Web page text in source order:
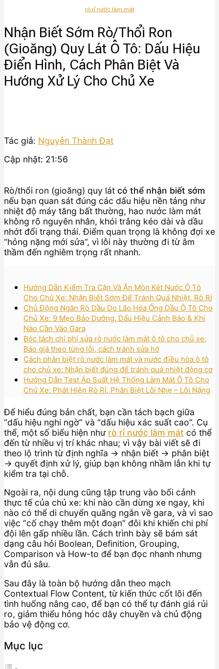
rò rỉ nước làm mát
Nhận Biết Sớm Rò/Thổi Ron
(Gioăng) Quy Lát Ô Tô: Dấu Hiệu
Điển Hình, Cách Phân Biệt Và
Hướng Xử Lý Cho Chủ Xe
Tác giả: Nguyễn Thành Đạt
Cập nhật: 21:56
Rò/thổi ron (gioăng) quy lát có thể nhận biết sớm
nếu bạn quan sát đúng các dấu hiệu nền tảng như
nhiệt độ máy tăng bất thường, hao nước làm mát
không rõ nguyên nhân, khói trắng kéo dài và dầu
nhớt đổi trạng thái. Điểm quan trọng là không đợi xe
“hỏng nặng mới sửa”, vì lỗi này thường đi từ âm
thầm đến nghiêm trọng rất nhanh.
Hướng Dẫn Kiểm Tra Cặn Và Ăn Mòn Két Nước Ô Tô
Cho Chủ Xe: Nhận Biết Sớm Để Tránh Quá Nhiệt, Rò Rỉ
Chủ Động Ngăn Rò Dầu Do Lão Hóa Ống Dầu Ô Tô Cho
Chủ Xe: 9 Mẹo Bảo Dưỡng, Dấu Hiệu Cảnh Báo & Khi
Nào Cần Vào Gara
Bóc tách chi phí sửa rò nước làm mát ô tô cho chủ xe:
Báo giá theo từng lỗi, cách tránh sửa hớ
Cách phân biệt rò nước làm mát và nước điều hòa ô tô
cho chủ xe: Nhận biết đúng để tránh quá nhiệt động cơ
Hướng Dẫn Test Áp Suất Hệ Thống Làm Mát Ô Tô Cho
Chủ Xe: Phát Hiện Rò Rỉ, Phân Biệt Lỗi Nhẹ – Lỗi Nặng
Để hiểu đúng bản chất, bạn cần tách bạch giữa
“dấu hiệu nghi ngờ” và “dấu hiệu xác suất cao”. Cụ
thể, một số biểu hiện như rò rỉ nước làm mát có thể
đến từ nhiều vị trí khác nhau; vì vậy bài viết sẽ đi
theo lộ trình từ định nghĩa → nhận biết → phân biệt
→ quyết định xử lý, giúp bạn không nhầm lẫn khi tự
kiểm tra tại chỗ.
Ngoài ra, nội dung cũng tập trung vào bối cảnh
thực tế của chủ xe: khi nào cần dừng xe ngay, khi
nào có thể di chuyển quãng ngắn về gara, và vì sao
việc “cố chạy thêm một đoạn” đôi khi khiến chi phí
đội lên gấp nhiều lần. Cách trình bày sẽ bám sát
dạng câu hỏi Boolean, Definition, Grouping,
Comparison và How-to để bạn đọc nhanh nhưng
vẫn đủ sâu.
Sau đây là toàn bộ hướng dẫn theo mạch
Contextual Flow Content, từ kiến thức cốt lõi đến
tình huống nâng cao, để bạn có thể tự đánh giá rủi
ro, giảm thiểu hỏng hóc dây chuyền và chủ động
bảo vệ động cơ.
Mục lục